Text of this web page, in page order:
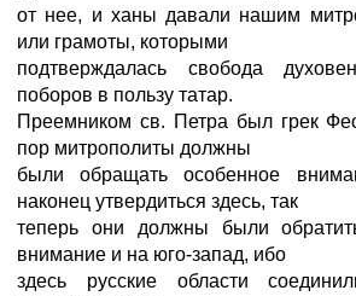
от нее, и ханы давали нашим
или грамоты, которыми
подтверждалась свобода
поборов в пользу татар.
Преемником св. Петра был грек
пор митрополиты должны
были обращать особенное
наконец утвердиться здесь, так
теперь они должны были
внимание и на юго-запад, ибо
здесь русские области